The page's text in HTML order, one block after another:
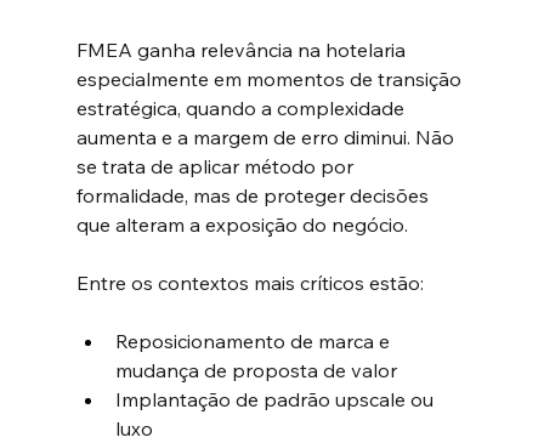
FMEA ganha relevância na hotelaria
especialmente em momentos de transição
estratégica, quando a complexidade
aumenta e a margem de erro diminui. Não
se trata de aplicar método por
formalidade, mas de proteger decisões
que alteram a exposição do negócio.
Entre os contextos mais críticos estão:
Reposicionamento de marca e
mudança de proposta de valor
Implantação de padrão upscale ou
luxo